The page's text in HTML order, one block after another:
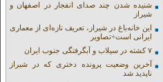
شنیده شدن چند صدای انفجار در اصفهان و
شیراز
این خانه‌باغ در شیراز، تعریف تازه‌ای از معماری
ایرانی است+تصاویر
۷ کشته در سیلاب و آبگرفتگی جنوب ایران
آخرین وضعیت پرونده دختری که در شیراز
ناپدید شد